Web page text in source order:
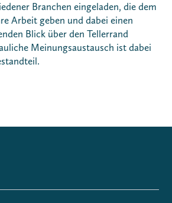
Branchen eingeladen, die dem
Arbeit geben und dabei einen
Blick über den Tellerrand
Meinungsaustausch ist dabei